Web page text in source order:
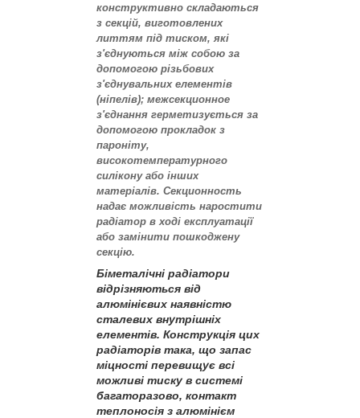
конструктивно складаються
з секцій, виготовлених
литтям під тиском, які
з'єднуються між собою за
допомогою різьбових
з'єднувальних елементів
(ніпелів); межсекционное
з'єднання герметизується за
допомогою прокладок з
пароніту,
високотемпературного
силікону або інших
матеріалів. Секционность
надає можливість наростити
радіатор в ході експлуатації
або замінити пошкоджену
секцію.
Біметалічні радіатори
відрізняються від
алюмінієвих наявністю
сталевих внутрішніх
елементів. Конструкція цих
радіаторів така, що запас
міцності перевищує всі
можливі тиску в системі
багаторазово, контакт
теплоносія з алюмінієм